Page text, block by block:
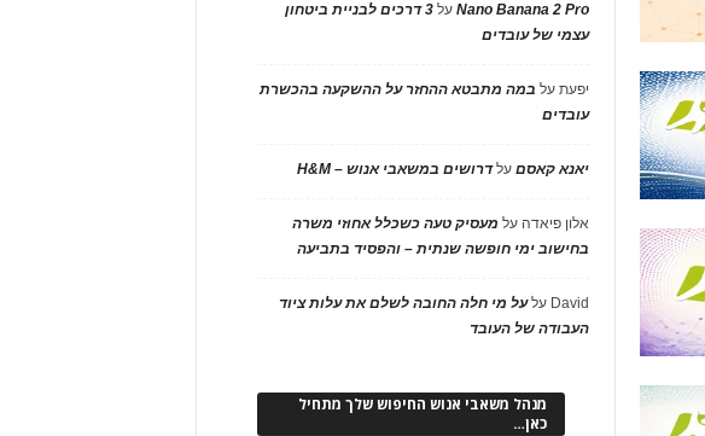
Nano Banana 2 Proעל
3 דרכים לבניית ביטחון
עצמי של עובדים
יפעתעל במה מתבטא ההחזר על ההשקעה בהכשרת
עובדים
יאנא קאסםעלדרושים במשאבי אנוש – H&M
אלון פיאדה על מעסיק טעה כשכלל אחוזי משרה
בחישוב ימי חופשה שנתית – והפסיד בתביעה
David עלעל מי חלה החובה לשלם את עלות ציוד
העבודה של העובד
מנהל משאבי אנוש החיפוש שלך מתחיל
כאן…